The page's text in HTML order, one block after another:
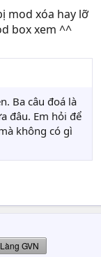
mod xóa hay lỡ
box xem ^^
Ba câu đoá là
đâu. Em hỏi để
không có gì
GVN